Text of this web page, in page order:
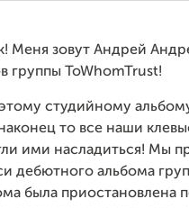
Меня зовут Андрей
группы ToWhomTrust!
этому студийному
то все наши
ими насладиться! Мы
дебютного альбома
была приостановлена